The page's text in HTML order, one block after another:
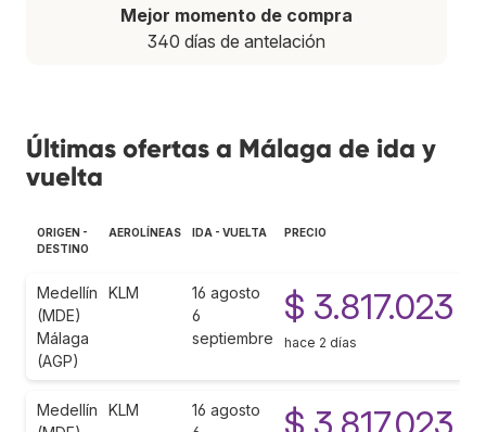
Mejor momento de compra
340 días de antelación
Últimas ofertas a Málaga de ida y
vuelta
ORIGEN -
DESTINO
AEROLÍNEAS IDA - VUELTA PRECIO
Medellín
(MDE)
Málaga
(AGP)
KLM
16 agosto
6
septiembre
$ 3.817.023
hace 2 días
Medellín
KLM
16 agosto